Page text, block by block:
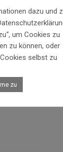
dazu und
um Cookies zu
zu können, oder
selbst zu
zu